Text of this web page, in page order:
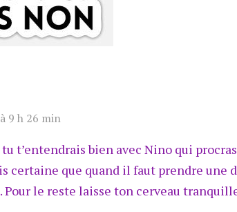
9 h 26 min
tu t’entendrais bien avec Nino qui
certaine que quand il faut prendre une
le reste laisse ton cerveau